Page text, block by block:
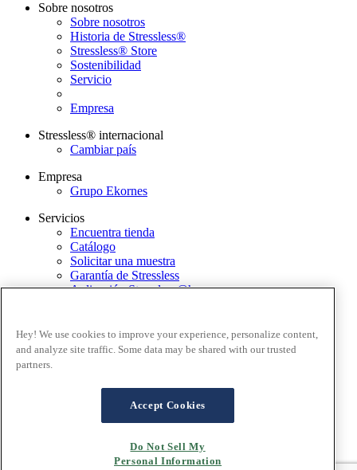
Sobre nosotros
Sobre nosotros
Historia de Stressless®
Stressless® Store
Sostenibilidad
Servicio
Empresa
Stressless® internacional
Cambiar país
Empresa
Grupo Ekornes
Servicios
Encuentra tienda
Catálogo
Solicitar una muestra
Garantía de Stressless
Aplicación Stressless@home
Términos y condiciones
Política de privacidad
Garantía
Proceso de reclamación
Hey! We use cookies to improve your experience, personalize content,
and analyze site traffic. Some data may be shared with our trusted
partners.
Accept Cookies
Do Not Sell My
Personal Information